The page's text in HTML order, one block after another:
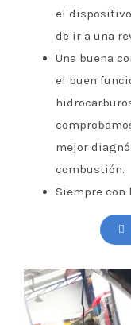
el
de ir a una
Una buena
el buen
mejor
combustión.
Siempre con